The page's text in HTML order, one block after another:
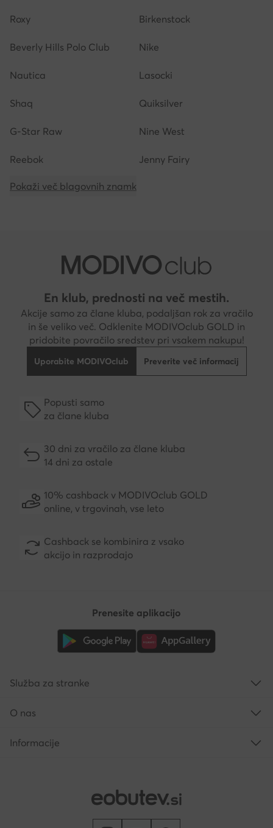
Roxy Birkenstock
Beverly Hills Polo Club Nike
Nautica Lasocki
Shaq Quiksilver
G-Star Raw Nine West
Reebok Jenny Fairy
Pokaži več blagovnih znamk
En klub, prednosti na več mestih.
Akcije samo za člane kluba, podaljšan rok za vračilo
in še veliko več. Odklenite MODIVOclub GOLD in
pridobite povračilo sredstev pri vsakem nakupu!
Uporabite MODIVOclub Preverite več informacij
Popusti samo
za člane kluba
30 dni za vračilo za člane kluba
14 dni za ostale
10% cashback v MODIVOclub GOLD
online, v trgovinah, vse leto
Cashback se kombinira z vsako
akcijo in razprodajo
Prenesite aplikacijo
Služba za stranke
O nas
Informacije